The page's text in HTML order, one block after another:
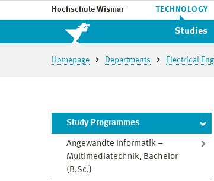
Hochschule Wismar TECHNOLOGY
Studies
Homepage Departments Electrical
Study Programmes
Angewandte Informatik –
Multimediatechnik, Bachelor
(B.Sc.)